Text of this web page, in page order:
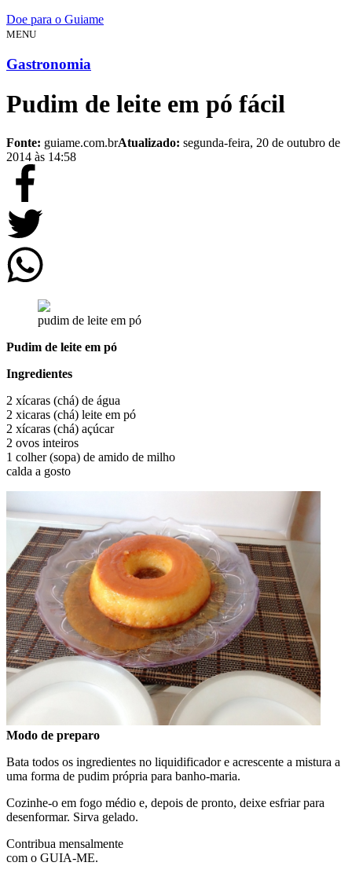
Doe para o Guiame
MENU
Gastronomia
Pudim de leite em pó fácil
Fonte: guiame.com.brAtualizado: segunda-feira, 20 de outubro de
2014 às 14:58
pudim de leite em pó
Pudim de leite em pó
Ingredientes
2 xícaras (chá) de água
2 xicaras (chá) leite em pó
2 xícaras (chá) açúcar
2 ovos inteiros
1 colher (sopa) de amido de milho
calda a gosto
Modo de preparo
Bata todos os ingredientes no liquidificador e acrescente a mistura a
uma forma de pudim própria para banho-maria.
Cozinhe-o em fogo médio e, depois de pronto, deixe esfriar para
desenformar. Sirva gelado.
Contribua mensalmente
com o GUIA-ME.